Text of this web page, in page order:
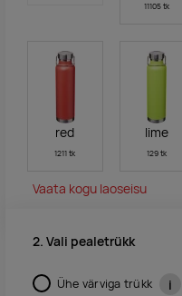
11105 tk
red
1211 tk
lime
129 tk
Vaata kogu laoseisu
2. Vali pealetrükk
Ühe värviga trükk i